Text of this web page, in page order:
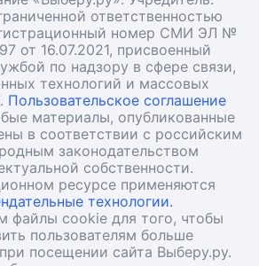
ответственностью
номер СМИ ЭЛ №
от 16.07.2021, присвоенный
по надзору в сфере связи,
технологий и массовых
Пользовательское соглашение
материалы, опубликованные
в соответствии с российским
законодательством
собственности.
ресурсе применяются
технологии.
файлы cookie для того, чтобы
пользователям больше
посещении сайта Выберу.ру.